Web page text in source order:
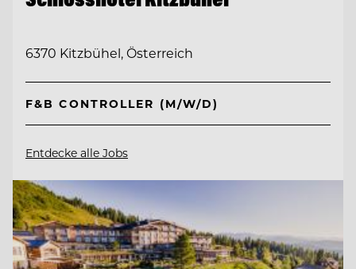
6370 Kitzbühel, Österreich
F&B CONTROLLER (M/W/D)
Entdecke alle Jobs